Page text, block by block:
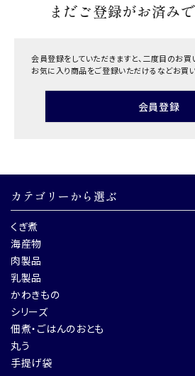
まだご登録がお済み
会員登録をしていただきますと、二度目のお買
お気に入り商品をご登録いただけるなどお買
会員登録
カテゴリーから選ぶ
くぎ煮
海産物
肉製品
乳製品
かわきもの
シリーズ
佃煮・ごはんのおとも
丸う
手提げ袋